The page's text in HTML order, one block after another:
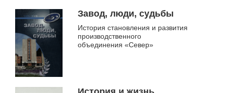
заселения территории, ранее
обозначаемой как по...
Завод, люди, судьбы
История становления и развития
производственного
объединения «Север»